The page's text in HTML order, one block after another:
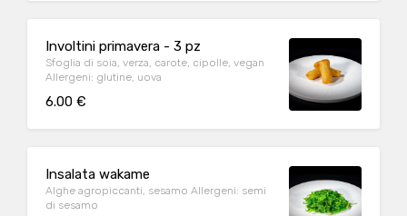
Involtini primavera - 3 pz
Sfoglia di soia, verza, carote, cipolle, vegan
Allergeni: glutine, uova
6.00 €
Insalata wakame
Alghe agropiccanti, sesamo Allergeni: semi
di sesamo